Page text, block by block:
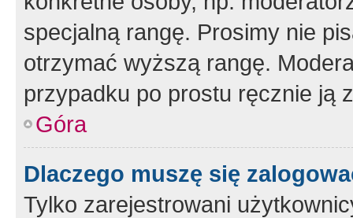
specjalną rangę. Prosimy nie
otrzymać wyższą rangę.
przypadku po prostu ręcznie ją
Góra
Dlaczego muszę się
Tylko zarejestrowani